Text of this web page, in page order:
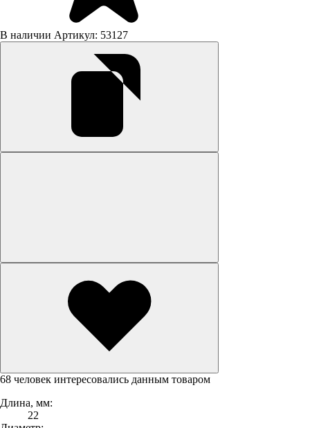
В наличии Артикул: 53127
68 человек интересовались данным товаром
Длина, мм:
22